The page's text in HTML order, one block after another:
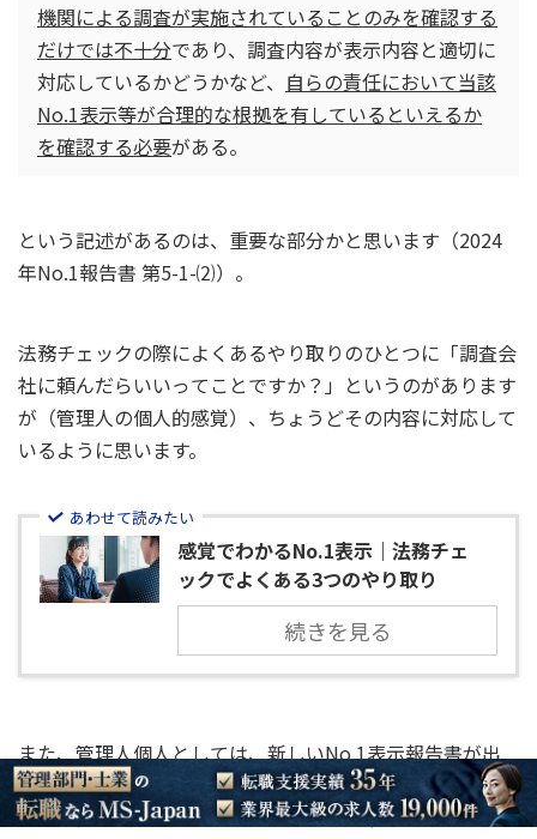
機関による調査が実施されていることのみを確認する
だけでは不十分であり、調査内容が表示内容と適切に
対応しているかどうかなど、 自らの責任において当該
No.1表示等が合理的な根拠を有しているといえるか
を確認する必要がある。
という記述があるのは、重要な部分かと思います（2024
年No.1報告書 第5-1-⑵）。
法務チェックの際によくあるやり取りのひとつに「調査会
社に頼んだらいいってことですか？」というのがあります
が（管理人の個人的感覚）、ちょうどその内容に対応して
いるように思います。
あわせて読みたい
感覚でわかるNo.1表示｜法務チェ
ックでよくある3つのやり取り
続きを見る
また、管理人個人としては、新しいNo.1表示報告書が出
たらしいというのを聞いたときには、「最上級表現」とい
うもう少し広めでかつ若干ボヤけている括りについて新た